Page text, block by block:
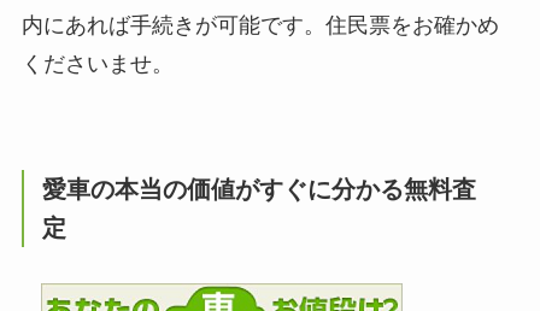
内にあれば手続きが可能です。住民票をお確かめ
くださいませ。
愛車の本当の価値がすぐに分かる無料査
定